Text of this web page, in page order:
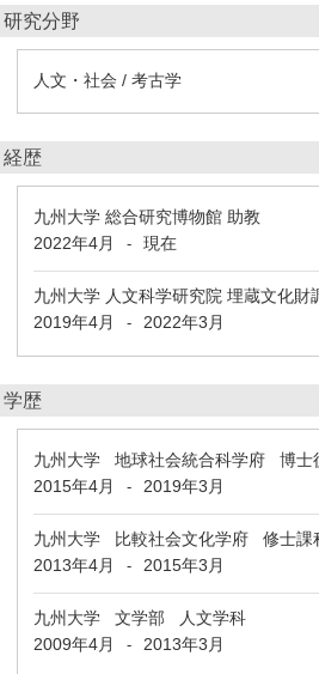
研究分野
人文・社会 / 考古学
経歴
九州大学 総合研究博物館 助教
2022年4月
- 現在
九州大学 人文科学研究院 埋蔵文化財
2019年4月
- 2022年3月
学歴
九州大学 地球社会統合科学府 博士
2015年4月
- 2019年3月
九州大学 比較社会文化学府 修士課
2013年4月
- 2015年3月
九州大学 文学部 人文学科
2009年4月
- 2013年3月